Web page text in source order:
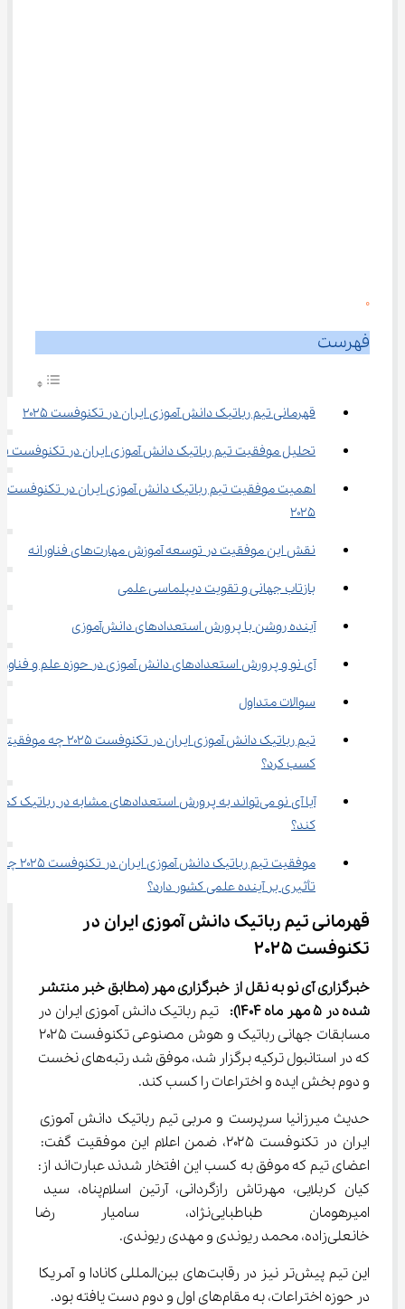
0
فهرست
قهرمانی تیم رباتیک دانش ‌آموزی ایران در تکنوفست ۲۰۲۵
تحلیل موفقیت تیم رباتیک دانش ‌آموزی ایران در تکنوفست ۲۰۲۵
اهمیت موفقیت تیم رباتیک دانش ‌آموزی ایران در تکنوفست
۲۰۲۵
نقش این موفقیت در توسعه آموزش مهارت‌های فناورانه
بازتاب جهانی و تقویت دیپلماسی علمی
آینده روشن با پرورش استعدادهای دانش‌آموزی
آی ‌نو و پرورش استعدادهای دانش ‌آموزی در حوزه علم و فناوری
سوالات متداول
تیم رباتیک دانش ‌آموزی ایران در تکنوفست ۲۰۲۵ چه
کسب کرد؟
آیا آی ‌نو می‌تواند به پرورش استعدادهای مشابه در رباتیک
کند؟
موفقیت تیم رباتیک دانش ‌آموزی ایران در
تأثیری بر آینده علمی کشور دارد؟
قهرمانی تیم رباتیک دانش ‌آموزی ایران در
تکنوفست ۲۰۲۵
خبرگزاری آی نو به نقل از خبرگزاری مهر (مطابق خبر منتشر
شده در 5مهر ماه 1404) :
تیم رباتیک دانش‌ آموزی ایران در
که در استانبول ترکیه برگزار شد، موفق شد رتبه‌های نخست
و دوم بخش ایده و اختراعات را کسب کند.
حدیث میرزانیا سرپرست و مربی تیم رباتیک دانش‌ آموزی
ایران در تکنوفست ۲۰۲۵، ضمن اعلام این موفقیت گفت:
اعضای تیم که موفق به کسب این افتخار شدند عبارت‌اند از:
کیان کربلایی، مهرتاش رازگردانی، آرتین اسلام‌پناه، سید
امیرهومان طباطبایی‌نژاد،
خانعلی‌زاده، محمد ریوندی و مهدی ریوندی.
این تیم پیش‌تر نیز در رقابت‌های بین‌المللی کانادا و آمریکا
در حوزه اختراعات، به مقام‌های اول و دوم دست یافته بود.